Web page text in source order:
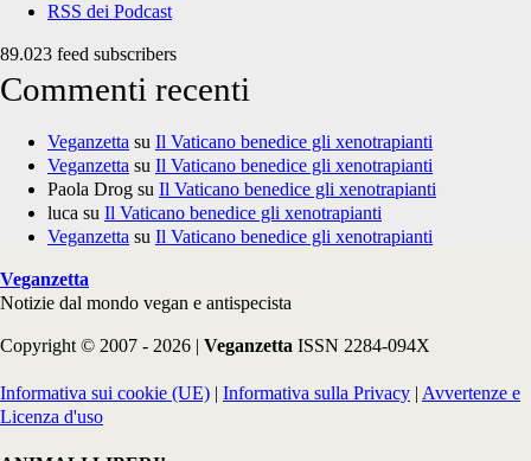
RSS dei Podcast
89.023 feed subscribers
Commenti recenti
Veganzetta su Il Vaticano benedice gli xenotrapianti
Veganzetta su Il Vaticano benedice gli xenotrapianti
Paola Drog su Il Vaticano benedice gli xenotrapianti
luca su Il Vaticano benedice gli xenotrapianti
Veganzetta su Il Vaticano benedice gli xenotrapianti
Veganzetta
Notizie dal mondo vegan e antispecista
Copyright © 2007 - 2026 | Veganzetta ISSN 2284-094X
Informativa sui cookie (UE) | Informativa sulla Privacy | Avvertenze e
Licenza d'uso